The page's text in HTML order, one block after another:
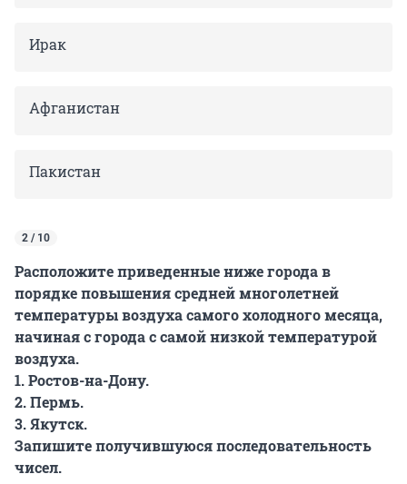
Ирак
Афганистан
Пакистан
2 / 10
Расположите приведенные ниже города в
порядке повышения средней многолетней
температуры воздуха самого холодного месяца,
начиная с города с самой низкой температурой
воздуха.
1. Ростов-на-Дону.
2. Пермь.
3. Якутск.
Запишите получившуюся последовательность
чисел.